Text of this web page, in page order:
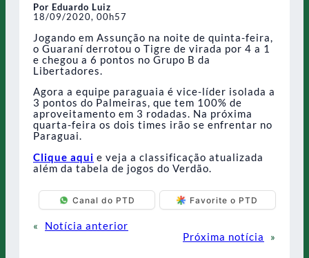
Por Eduardo Luiz
18/09/2020, 00h57
Jogando em Assunção na noite de quinta-feira,
o Guaraní derrotou o Tigre de virada por 4 a 1
e chegou a 6 pontos no Grupo B da
Libertadores.
Agora a equipe paraguaia é vice-líder isolada a
3 pontos do Palmeiras, que tem 100% de
aproveitamento em 3 rodadas. Na próxima
quarta-feira os dois times irão se enfrentar no
Paraguai.
Clique aqui e veja a classificação atualizada
além da tabela de jogos do Verdão.
Canal do PTD Favorite o PTD
«
Notícia anterior
Próxima notícia
»